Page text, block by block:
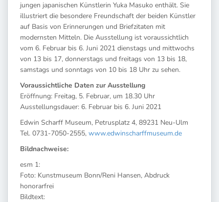
jungen japanischen Künstlerin Yuka Masuko enthält. Sie
illustriert die besondere Freundschaft der beiden Künstler
auf Basis von Erinnerungen und Briefzitaten mit
modernsten Mitteln. Die Ausstellung ist voraussichtlich
vom 6. Februar bis 6. Juni 2021 dienstags und mittwochs
von 13 bis 17, donnerstags und freitags von 13 bis 18,
samstags und sonntags von 10 bis 18 Uhr zu sehen.
Voraussichtliche Daten zur Ausstellung
Eröffnung: Freitag, 5. Februar, um 18.30 Uhr
Ausstellungsdauer: 6. Februar bis 6. Juni 2021
Edwin Scharff Museum, Petrusplatz 4, 89231 Neu-Ulm
Tel. 0731-7050-2555, www.edwinscharffmuseum.de
Bildnachweise:
esm 1:
Foto: Kunstmuseum Bonn/Reni Hansen, Abdruck
honorarfrei
Bildtext: